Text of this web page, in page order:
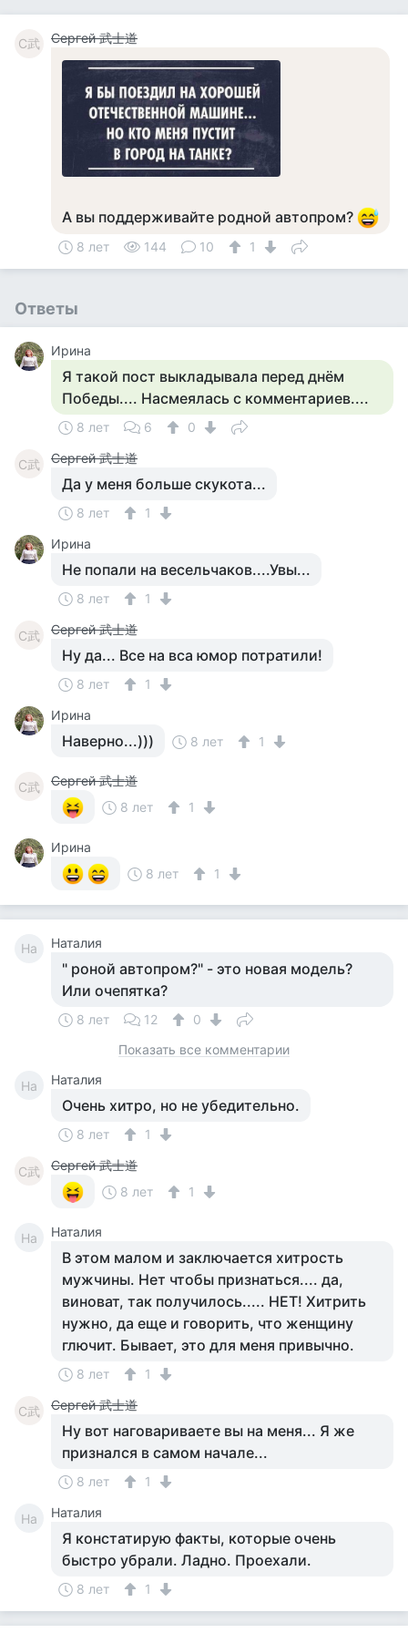
С武 Сергей 武士道
А вы поддерживайте родной автопром?
8 лет 144 10 1
Ответы
Ирина
Я такой пост выкладывала перед днём
Победы.... Насмеялась с комментариев....
8 лет 6 0
С武 Сергей 武士道
Да у меня больше скукота...
8 лет
1
Ирина
Не попали на весельчаков....Увы...
8 лет 1
С武 Сергей 武士道
Ну да... Все на вса юмор потратили!
8 лет
1
Ирина
Наверно...))) 8 лет 1
С武
Сергей 武士道
8 лет
1
Ирина
8 лет
1
На Наталия
" роной автопром?" - это новая модель?
Или очепятка?
8 лет 12
0
Показать все комментарии
На Наталия
Очень хитро, но не убедительно.
8 лет 1
С武
Сергей 武士道
8 лет
1
На Наталия
В этом малом и заключается хитрость
мужчины. Нет чтобы признаться.... да,
виноват, так получилось..... НЕТ! Хитрить
нужно, да еще и говорить, что женщину
глючит. Бывает, это для меня привычно.
8 лет 1
С武 Сергей 武士道
Ну вот наговариваете вы на меня... Я же
признался в самом начале...
8 лет 1
На Наталия
Я констатирую факты, которые очень
быстро убрали. Ладно. Проехали.
8 лет 1